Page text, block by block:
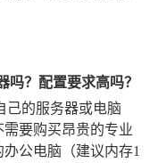
？配置要求高吗？
己的服务器或电脑
需要购买昂贵的专业
公电脑（建议内存1